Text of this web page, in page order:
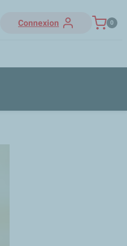
Connexion 0